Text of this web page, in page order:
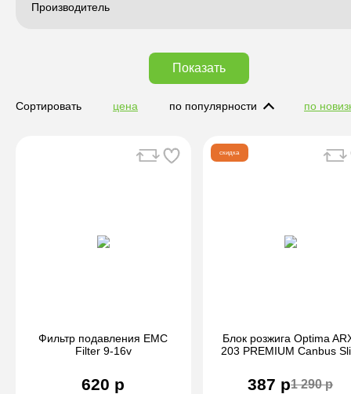
Производитель
Показать
Сортировать цена по популярности по
Фильтр подавления EMC
Filter 9-16v
620 р
Блок розжига Optima
203 PREMIUM Canbus
387 р1 290 р
скидка